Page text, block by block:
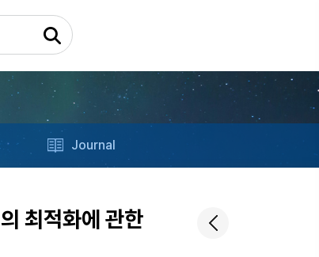
Journal
최적화에 관한